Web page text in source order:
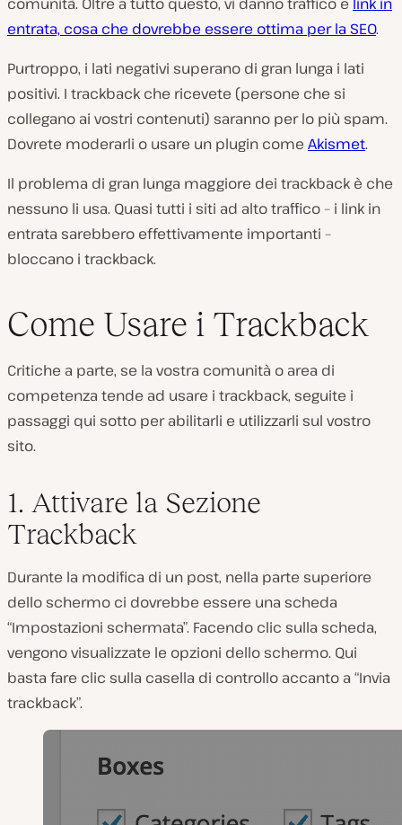
entrata, cosa che dovrebbe essere ottima per la SEO.
Purtroppo, i lati negativi superano di gran lunga i lati
positivi. I trackback che ricevete (persone che si
collegano ai vostri contenuti) saranno per lo più spam.
Dovrete moderarli o usare un plugin come Akismet.
Il problema di gran lunga maggiore dei trackback è che
nessuno li usa. Quasi tutti i siti ad alto traffico – i link in
entrata sarebbero effettivamente importanti –
bloccano i trackback.
Come Usare i Trackback
Critiche a parte, se la vostra comunità o area di
competenza tende ad usare i trackback, seguite i
passaggi qui sotto per abilitarli e utilizzarli sul vostro
sito.
1. Attivare la Sezione
Trackback
Durante la modifica di un post, nella parte superiore
dello schermo ci dovrebbe essere una scheda
“Impostazioni schermata”. Facendo clic sulla scheda,
vengono visualizzate le opzioni dello schermo. Qui
basta fare clic sulla casella di controllo accanto a “Invia
trackback”.